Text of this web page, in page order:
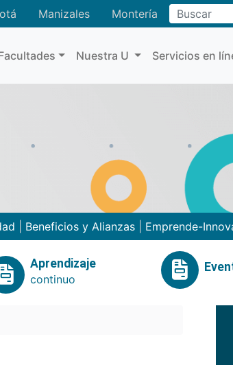
Manizales MonteríaBuscar
Nuestra U Servicios en
Beneficios y Alianzas Emprende-
Aprendizaje
continuo